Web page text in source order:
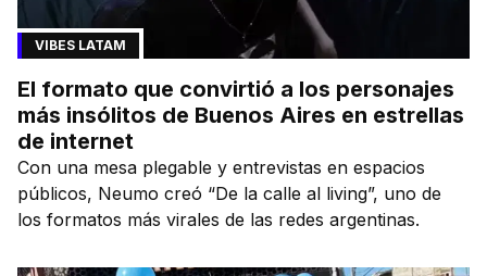
VIBES LATAM
El formato que convirtió a los personajes
más insólitos de Buenos Aires en estrellas
de internet
Con una mesa plegable y entrevistas en espacios
públicos, Neumo creó “De la calle al living”, uno de
los formatos más virales de las redes argentinas.